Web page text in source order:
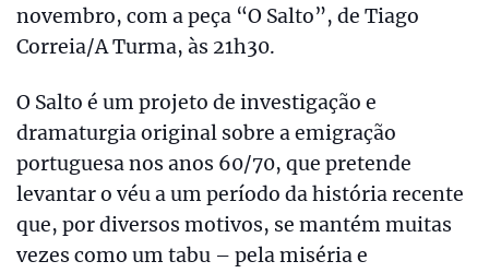
novembro, com a peça “O Salto”, de Tiago
Correia/A Turma, às 21h30.
O Salto é um projeto de investigação e
dramaturgia original sobre a emigração
portuguesa nos anos 60/70, que pretende
levantar o véu a um período da história recente
que, por diversos motivos, se mantém muitas
vezes como um tabu – pela miséria e